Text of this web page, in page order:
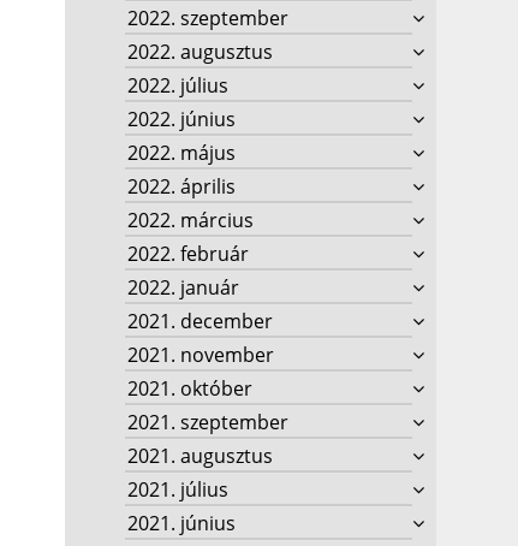
2022. szeptember
2022. augusztus
2022. július
2022. június
2022. május
2022. április
2022. március
2022. február
2022. január
2021. december
2021. november
2021. október
2021. szeptember
2021. augusztus
2021. július
2021. június